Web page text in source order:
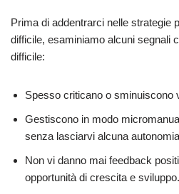
Prima di addentrarci nelle strategie
difficile, esaminiamo alcuni segnali
difficile:
Spesso criticano o sminuiscono
Gestiscono in modo
senza lasciarvi alcuna
Non vi danno mai feedback
opportunità di crescita e sviluppo.